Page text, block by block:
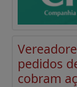
pedidos
cobram